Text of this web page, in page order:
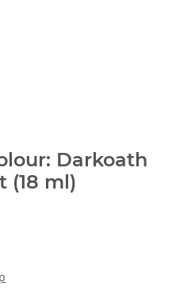
Darkoath
(18 ml)